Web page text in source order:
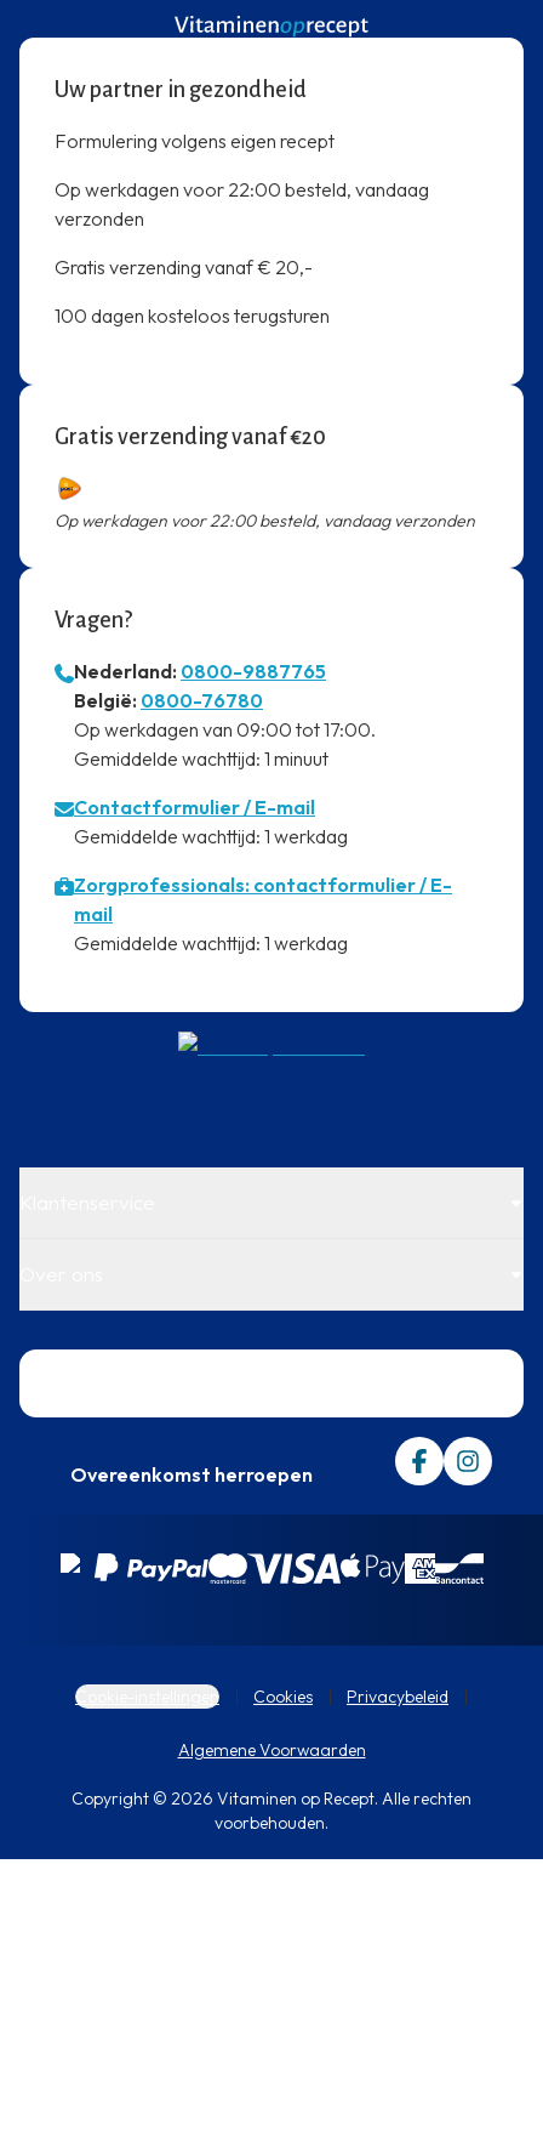
Uw partner in gezondheid
Formulering volgens eigen recept
Op werkdagen voor 22:00 besteld, vandaag
verzonden
Gratis verzending vanaf € 20,-
100 dagen kosteloos terugsturen
Gratis verzending vanaf €20
Op werkdagen voor 22:00 besteld, vandaag verzonden
Vragen?
Nederland: 0800-9887765
⁠België: 0800-76780
⁠Op werkdagen van 09:00 tot 17:00.
⁠Gemiddelde wachttijd: 1 minuut
Contactformulier/ E-mail
⁠Gemiddelde wachttijd: 1 werkdag
Zorgprofessionals: contactformulier / E-
mail
⁠Gemiddelde wachttijd: 1 werkdag
Overeenkomst herroepen
Cookie-instellingen Cookies Privacybeleid
Algemene Voorwaarden
Copyright © 2026 Vitaminen op Recept. Alle rechten
voorbehouden.